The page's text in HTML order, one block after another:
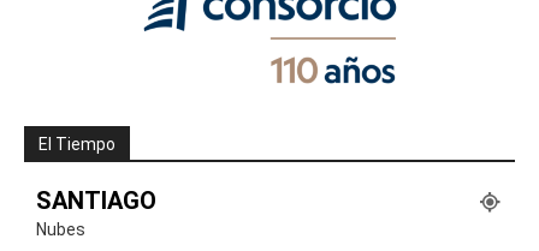
El Tiempo
SANTIAGO
Nubes